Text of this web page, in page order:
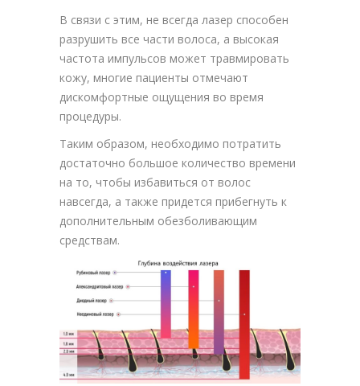
В связи с этим, не всегда лазер способен
разрушить все части волоса, а высокая
частота импульсов может травмировать
кожу, многие пациенты отмечают
дискомфортные ощущения во время
процедуры.
Таким образом, необходимо потратить
достаточно большое количество времени
на то, чтобы избавиться от волос
навсегда, а также придется прибегнуть к
дополнительным обезболивающим
средствам.